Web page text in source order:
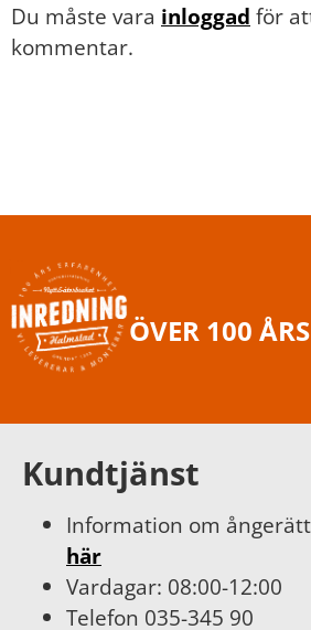
Du måste vara inloggad för
kommentar.
ÖVER 100
Kundtjänst
Information om
här
Vardagar: 08:00-12:00
Telefon 035-345 90